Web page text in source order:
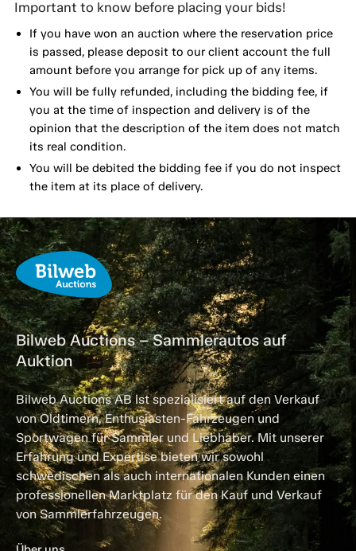
Important to know before placing your bids!
If you have won an auction where the reservation price
is passed, please deposit to our client account the full
amount before you arrange for pick up of any items.
You will be fully refunded, including the bidding fee, if
you at the time of inspection and delivery is of the
opinion that the description of the item does not match
its real condition.
You will be debited the bidding fee if you do not inspect
the item at its place of delivery.
Bilweb Auctions – Sammlerautos auf
Auktion
Bilweb Auctions AB ist spezialisiert auf den Verkauf
von Oldtimern, Enthusiasten-Fahrzeugen und
Sportwagen für Sammler und Liebhaber. Mit unserer
Erfahrung und Expertise bieten wir sowohl
schwedischen als auch internationalen Kunden einen
professionellen Marktplatz für den Kauf und Verkauf
von Sammlerfahrzeugen.